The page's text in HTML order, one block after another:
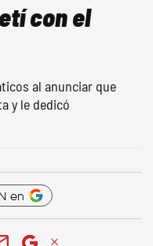
con el
al anunciar que
y le dedicó
en